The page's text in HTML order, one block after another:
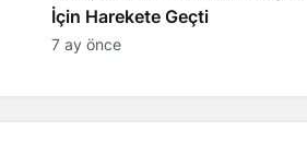
İçin Harekete Geçti
7 ay önce